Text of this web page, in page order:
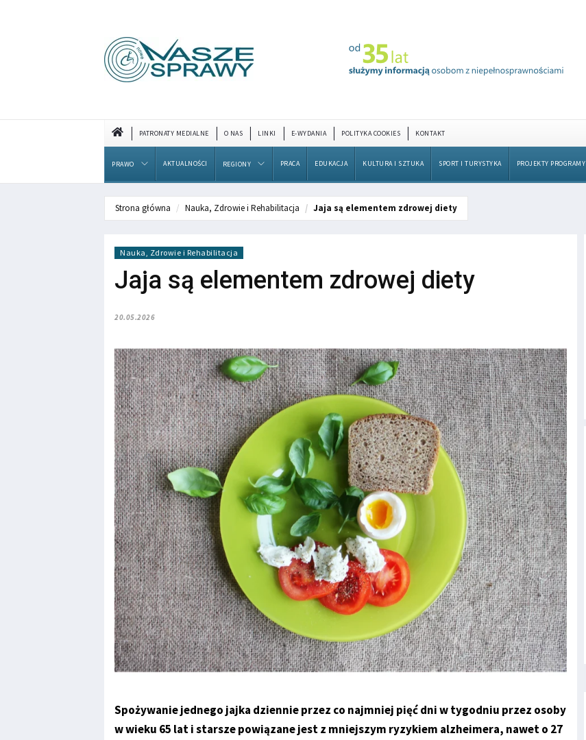
PATRONATY MEDIALNE O NAS LINKI E-WYDANIA POLITYKA COOKIES KONTAKT
PRAWO AKTUALNOŚCI REGIONY PRACA EDUKACJA KULTURA I SZTUKA SPORT I TURYSTYKA PROJEKTY PROGRAMY
Strona główna Nauka, Zdrowie i Rehabilitacja Jaja są elementem zdrowej diety
Nauka, Zdrowie i Rehabilitacja
Jaja są elementem zdrowej diety
20.05.2026
Spożywanie jednego jajka dziennie przez co najmniej pięć dni w tygodniu przez osoby
w wieku 65 lat i starsze powiązane jest z mniejszym ryzykiem alzheimera, nawet o 27